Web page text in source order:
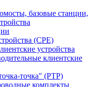
базовые станции,
(CPE)
устройства
клиентские
точка" (PTP)
комплекты